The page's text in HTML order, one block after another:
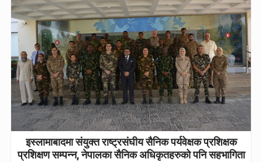
इस्लामाबादमा संयुक्त राष्ट्रसंघीय सैनिक पर्यवेक्षक प्रशिक्षक
प्रशिक्षण सम्पन्न, नेपालका सैनिक अधिकृतहरुको पनि सहभागिता